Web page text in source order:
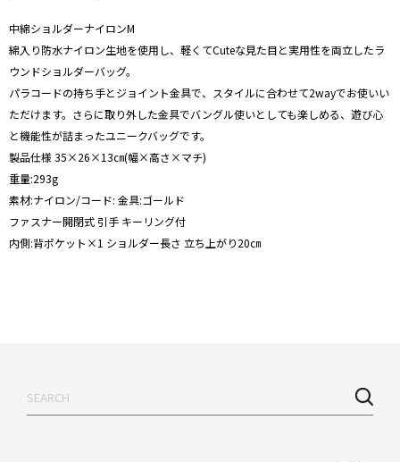
中綿ショルダーナイロンM
綿入り防水ナイロン生地を使用し、軽くてCuteな見た目と実用性を両立したラ
ウンドショルダーバッグ。
パラコードの持ち手とジョイント金具で、スタイルに合わせて2wayでお使いい
ただけます。さらに取り外した金具でバングル使いとしても楽しめる、遊び心
と機能性が詰まったユニークバッグです。
製品仕様 35×26×13㎝(幅×高さ×マチ)
重量:293g
素材:ナイロン/コード: 金具:ゴールド
ファスナー開閉式 引手 キーリング付
内側:背ポケット×1 ショルダー長さ 立ち上がり20㎝